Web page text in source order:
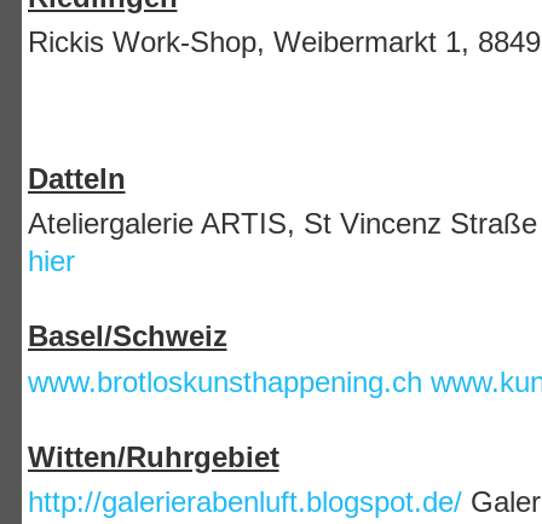
Rickis Work-Shop, Weibermarkt 1,
Datteln
Ateliergalerie ARTIS, St Vincenz
hier
Basel/Schweiz
www.brotloskunsthappening.ch
Witten/Ruhrgebiet
http://galerierabenluft.blogspot.de/